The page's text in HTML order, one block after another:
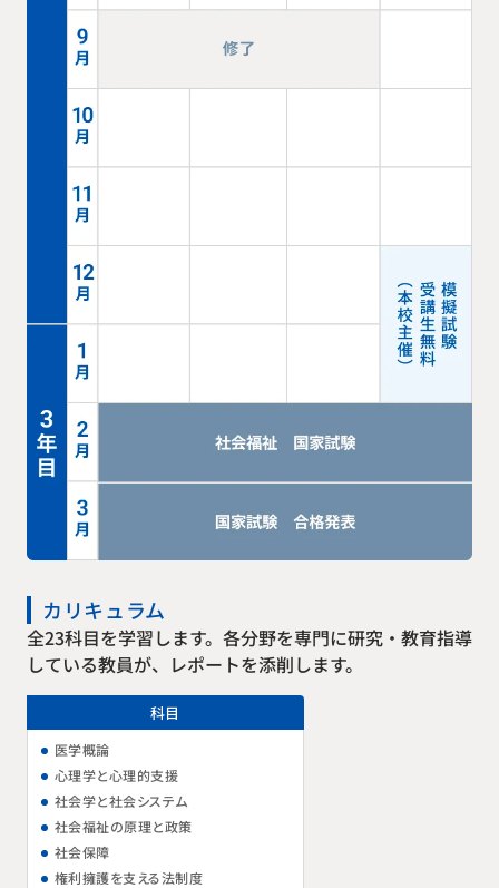
カリキュラム
全23科目を学習します。各分野を専門に研究・教育指導
している教員が、レポートを添削します。
科目
医学概論
心理学と心理的支援
社会学と社会システム
社会福祉の原理と政策
社会保障
権利擁護を支える法制度